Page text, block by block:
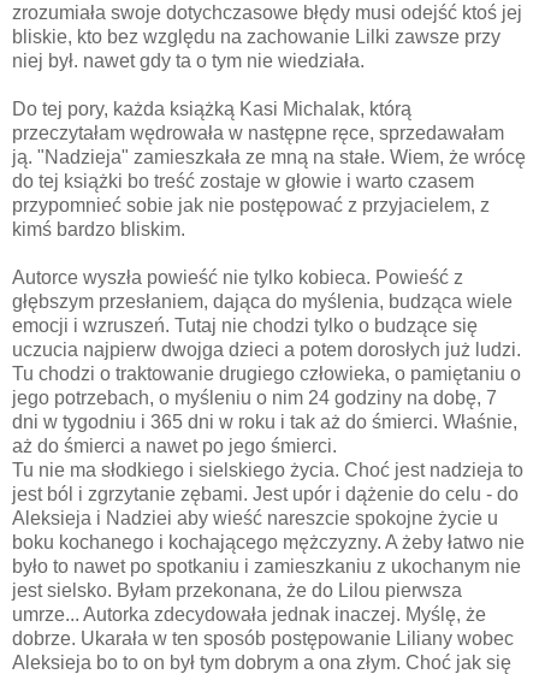
zrozumiała swoje dotychczasowe błędy musi odejść ktoś jej
bliskie, kto bez względu na zachowanie Lilki zawsze przy
niej był. nawet gdy ta o tym nie wiedziała.
Do tej pory, każda książką Kasi Michalak, którą
przeczytałam wędrowała w następne ręce, sprzedawałam
ją. "Nadzieja" zamieszkała ze mną na stałe. Wiem, że wrócę
do tej książki bo treść zostaje w głowie i warto czasem
przypomnieć sobie jak nie postępować z przyjacielem, z
kimś bardzo bliskim.
Autorce wyszła powieść nie tylko kobieca. Powieść z
głębszym przesłaniem, dająca do myślenia, budząca wiele
emocji i wzruszeń. Tutaj nie chodzi tylko o budzące się
uczucia najpierw dwojga dzieci a potem dorosłych już ludzi.
Tu chodzi o traktowanie drugiego człowieka, o pamiętaniu o
jego potrzebach, o myśleniu o nim 24 godziny na dobę, 7
dni w tygodniu i 365 dni w roku i tak aż do śmierci. Właśnie,
aż do śmierci a nawet po jego śmierci.
Tu nie ma słodkiego i sielskiego życia. Choć jest nadzieja to
jest ból i zgrzytanie zębami. Jest upór i dążenie do celu - do
Aleksieja i Nadziei aby wieść nareszcie spokojne życie u
boku kochanego i kochającego mężczyzny. A żeby łatwo nie
było to nawet po spotkaniu i zamieszkaniu z ukochanym nie
jest sielsko. Byłam przekonana, że do Lilou pierwsza
umrze... Autorka zdecydowała jednak inaczej. Myślę, że
dobrze. Ukarała w ten sposób postępowanie Liliany wobec
Aleksieja bo to on był tym dobrym a ona złym. Choć jak się